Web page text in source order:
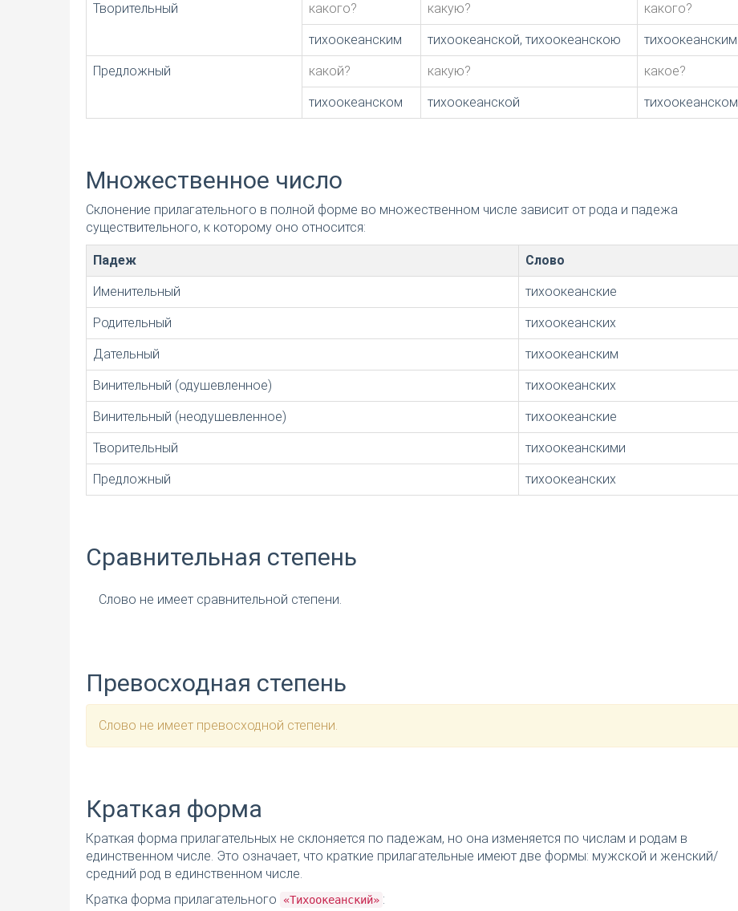
Творительный какого? какую? какого?
тихоокеанским тихоокеанской, тихоокеанскою тихоокеанским
Предложный какой? какую? какое?
тихоокеанском тихоокеанской тихоокеанском
Множественное число
Склонение прилагательного в полной форме во множественном числе зависит от рода и падежа
существительного, к которому оно относится:
Падеж Слово
Именительный тихоокеанские
Родительный тихоокеанских
Дательный тихоокеанским
Винительный (одушевленное) тихоокеанских
Винительный (неодушевленное) тихоокеанские
Творительный тихоокеанскими
Предложный тихоокеанских
Сравнительная степень
Слово не имеет сравнительной степени.
Превосходная степень
Слово не имеет превосходной степени.
Краткая форма
Краткая форма прилагательных не склоняется по падежам, но она изменяется по числам и родам в
единственном числе. Это означает, что краткие прилагательные имеют две формы: мужской и женский/
средний род в единственном числе.
Кратка форма прилагательного
«Тихоокеанский» :